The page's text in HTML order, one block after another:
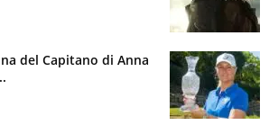
del Capitano di Anna